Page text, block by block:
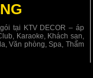
tại KTV DECOR – áp
Karaoke, Khách sạn,
Văn phòng, Spa, Thẩm